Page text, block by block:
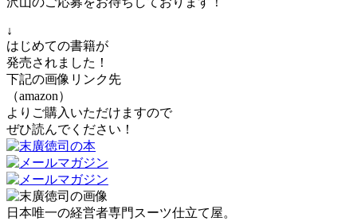
↓
はじめての書籍が
発売されました！
下記の画像リンク先
（amazon）
よりご購入いただけますので
ぜひ読んでください！
日本唯一の経営者専門スーツ仕立て屋。